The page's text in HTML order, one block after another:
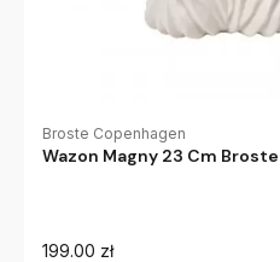
Broste Copenhagen
Wazon Magny 23 Cm
199.00 zł